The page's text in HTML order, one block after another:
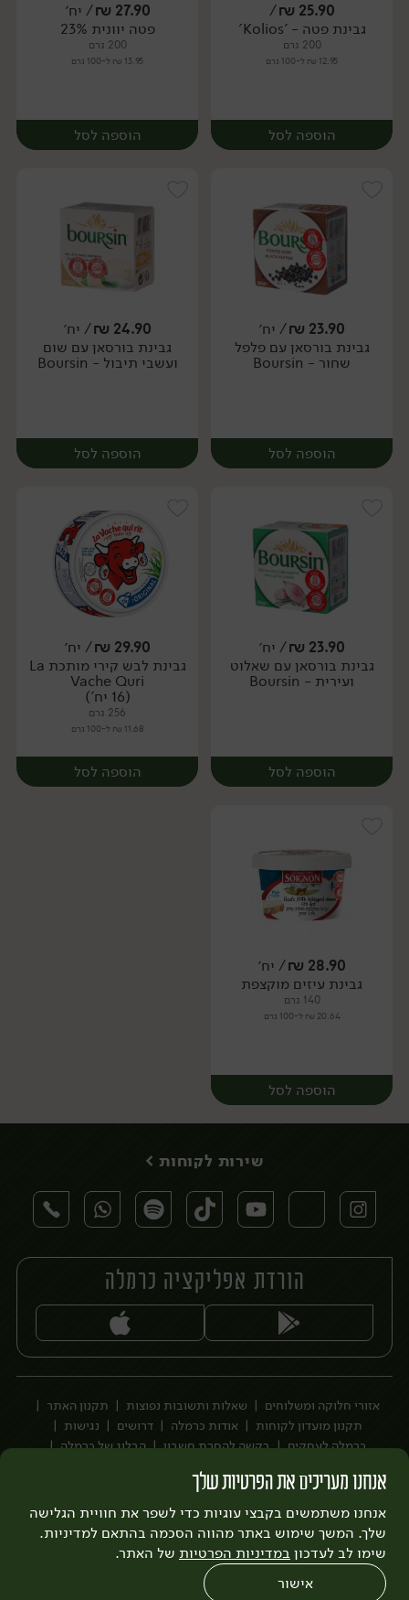
יח׳ יח׳
25.90
₪
/
גבינת פטה - 'Kolios'
200 גרם
12.95 ₪ ל-100 גרם
הוספה לסל
27.90
₪/ יח׳
פטה יוונית 23%
200 גרם
13.95 ₪ ל-100 גרם
הוספה לסל
יח׳
23.90
₪/ יח׳
גבינת בורסאן עם פלפל
שחור - Boursin
הוספה לסל
יח׳
24.90
₪/ יח׳
גבינת בורסאן עם שום
ועשבי תיבול - Boursin
הוספה לסל
יח׳
23.90
₪/ יח׳
גבינת בורסאן עם שאלוט
ועירית - Boursin
הוספה לסל
יח׳
29.90
₪/ יח׳
גבינת לבש קירי מותכת La
Vache Quri
(16 יח')
256 גרם
11.68 ₪ ל-100 גרם
הוספה לסל
28.90
₪/ יח׳
גבינת עיזים מוקצפת
140 גרם
20.64 ₪ ל-100 גרם
הוספה לסל
יח׳
אנחנו מעריכים את הפרטיות שלך
אנחנו משתמשים בקבצי עוגיות כדי לשפר את חוויית הגלישה
שלך. המשך שימוש באתר מהווה הסכמה בהתאם למדיניות.
שימו לב לעדכון במדיניות הפרטיות של האתר.
אישור
שירות לקוחות >
הורדת אפליקציה כרמלה
אזורי חלוקה ומשלוחים שאלות ותשובות נפוצות
תקנון האתר
תקנון מועדון לקוחות
אודות כרמלה דרושים
נגישות
כרמלה לעסקים
בקשה להסרת חשבון
הבלוג של כרמלה
עיצוב:3bearsפיתוח:Quatro